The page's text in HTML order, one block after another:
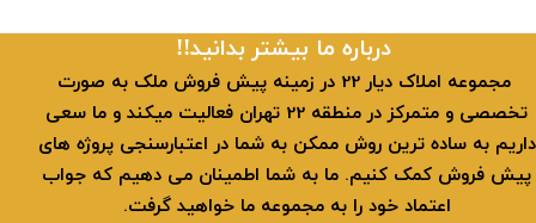
​​درباره ما بیشتر بدانید!!
​ مجموعه املاک دیار 22 در زمینه پیش فروش ملک به صورت
تخصصی و متمرکز در منطقه 22 تهران فعالیت میکند و ما سعی
داریم به ساده ترین روش ممکن به شما در اعتبارسنجی پروژه های
پیش فروش کمک کنیم. ما به شما اطمینان می دهیم که جواب
اعتماد خود را به مجموعه ما خواهید گرفت.